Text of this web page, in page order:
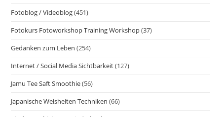
Fotoblog / Videoblog(451)
Fotokurs Fotoworkshop Training Workshop(37)
Gedanken zum Leben (254)
Internet / Social Media Sichtbarkeit(127)
Jamu Tee Saft Smoothie(56)
Japanische Weisheiten Techniken (66)